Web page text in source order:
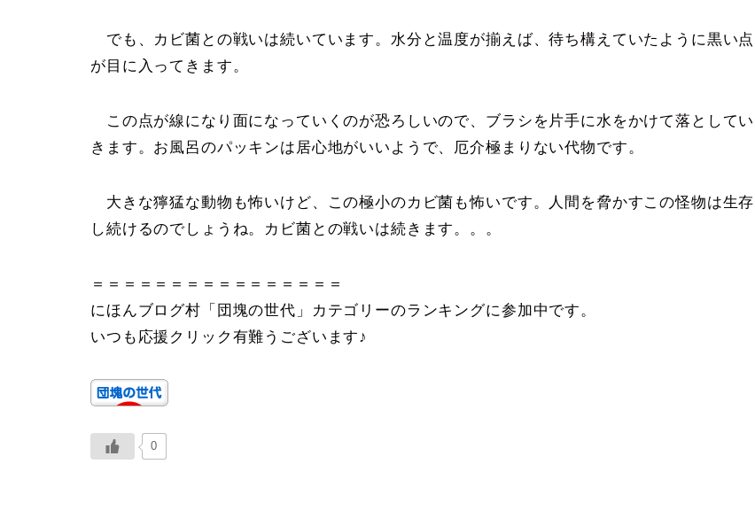
でも、カビ菌との戦いは続いています。水分と温度が揃えば、待ち構えていたように黒い点
が目に入ってきます。
この点が線になり面になっていくのが恐ろしいので、ブラシを片手に水をかけて落としてい
きます。お風呂のパッキンは居心地がいいようで、厄介極まりない代物です。
大きな獰猛な動物も怖いけど、この極小のカビ菌も怖いです。人間を脅かすこの怪物は生存
し続けるのでしょうね。カビ菌との戦いは続きます。。。
＝＝＝＝＝＝＝＝＝＝＝＝＝＝＝＝
にほんブログ村「団塊の世代」カテゴリーのランキングに参加中です。
いつも応援クリック有難うございます♪
0